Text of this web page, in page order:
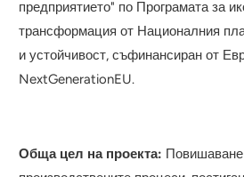
предприятието" по Програмата за
трансформация от Националния
и устойчивост, съфинансиран от
NextGenerationEU.
Обща цел на проекта: